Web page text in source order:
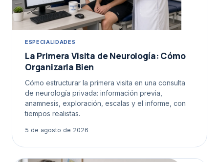
ESPECIALIDADES
La Primera Visita de Neurología: Cómo
Organizarla Bien
Cómo estructurar la primera visita en una consulta
de neurología privada: información previa,
anamnesis, exploración, escalas y el informe, con
tiempos realistas.
5 de agosto de 2026